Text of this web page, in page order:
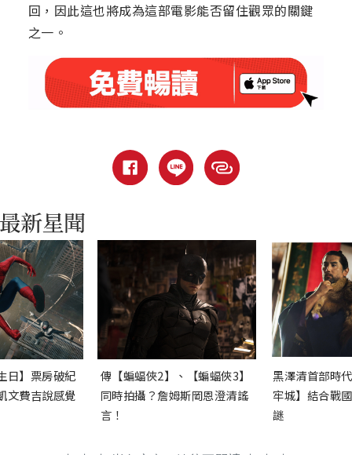
回，因此這也將成為這部電影能否留住觀眾的關鍵
之一。
日】票房破紀
文費吉說感覺
傳【蝙蝠俠2】、【蝙蝠俠3】
同時拍攝？詹姆斯岡恩澄清謠
言！
黑澤清首部時
牢城】結合戰
謎